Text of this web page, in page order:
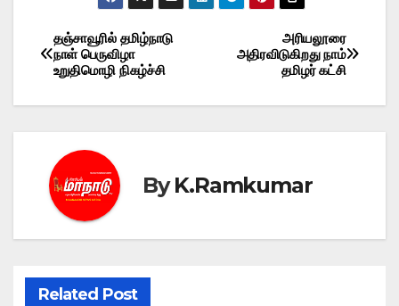
Post
navigation
அரியலூரை
அதிரவிடுகிறது நாம்
தமிழர் கட்சி
தஞ்சாவூரில் தமிழ்நாடு
நாள் பெருவிழா
உறுதிமொழி நிகழ்ச்சி
ByK.Ramkumar
Related Post